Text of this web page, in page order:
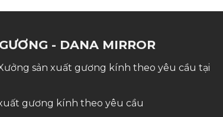
- DANA MIRROR
sản xuất gương kính theo yêu cầu tại
gương kính theo yêu cầu